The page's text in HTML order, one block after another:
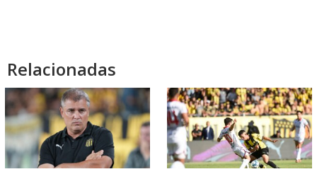
Relacionadas